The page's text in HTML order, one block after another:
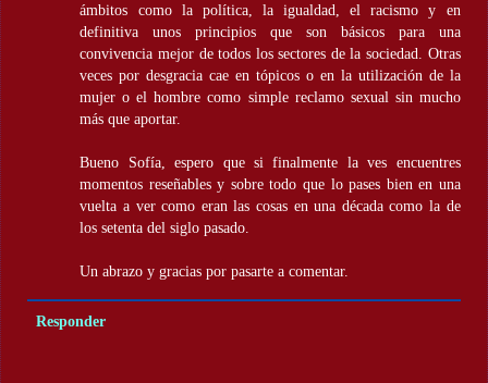
ámbitos como la política, la igualdad, el racismo y en
definitiva unos principios que son básicos para una
convivencia mejor de todos los sectores de la sociedad. Otras
veces por desgracia cae en tópicos o en la utilización de la
mujer o el hombre como simple reclamo sexual sin mucho
más que aportar.
Bueno Sofía, espero que si finalmente la ves encuentres
momentos reseñables y sobre todo que lo pases bien en una
vuelta a ver como eran las cosas en una década como la de
los setenta del siglo pasado.
Un abrazo y gracias por pasarte a comentar.
Responder